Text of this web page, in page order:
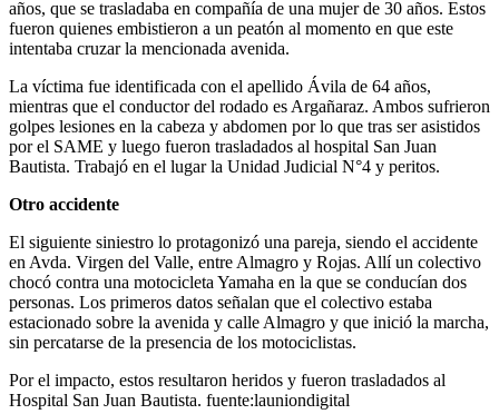
años, que se trasladaba en compañía de una mujer de 30 años. Estos
fueron quienes embistieron a un peatón al momento en que este
intentaba cruzar la mencionada avenida.
La víctima fue identificada con el apellido Ávila de 64 años,
mientras que el conductor del rodado es Argañaraz. Ambos sufrieron
golpes lesiones en la cabeza y abdomen por lo que tras ser asistidos
por el SAME y luego fueron trasladados al hospital San Juan
Bautista. Trabajó en el lugar la Unidad Judicial N°4 y peritos.
Otro accidente
El siguiente siniestro lo protagonizó una pareja, siendo el accidente
en Avda. Virgen del Valle, entre Almagro y Rojas. Allí un colectivo
chocó contra una motocicleta Yamaha en la que se conducían dos
personas. Los primeros datos señalan que el colectivo estaba
estacionado sobre la avenida y calle Almagro y que inició la marcha,
sin percatarse de la presencia de los motociclistas.
Por el impacto, estos resultaron heridos y fueron trasladados al
Hospital San Juan Bautista. fuente:launiondigital